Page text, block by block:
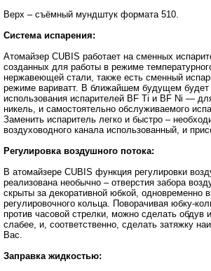
Верх – съёмный мундштук формата 510.
Система испарения:
Атомайзер CUBIS работает на сменных
созданных для работы в режиме
нержавеющей стали, также есть сменный
режиме вариватт. В ближайшем будущем будет
использования испарителей BF Ti и BF Ni ―
никель, и самостоятельно обслуживаемого
Заменить испаритель легко и быстро –
воздуховодного канала использованный, и
Регулировка воздушного потока:
В атомайзере CUBIS функция регулировки
реализована необычно – отверстия забора
скрыты за декоративной юбкой, одновременно
регулировочного кольца. Поворачивая юбку-
против часовой стрелки, можно сделать обдув
слабее, и, соответственно, сделать затяжку
Вас.
Заправка жидкостью: